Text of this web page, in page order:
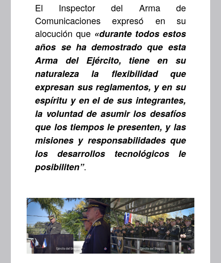
El Inspector del Arma de
Comunicaciones expresó en su
alocución que «durante todos estos
años se ha demostrado que esta
Arma del Ejército, tiene en su
naturaleza la flexibilidad que
expresan sus reglamentos, y en su
espíritu y en el de sus integrantes,
la voluntad de asumir los desafíos
que los tiempos le presenten, y las
misiones y responsabilidades que
los desarrollos tecnológicos le
posibiliten”.